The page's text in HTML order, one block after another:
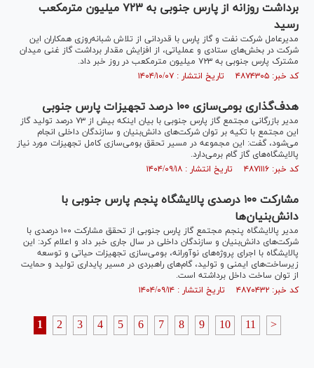
برداشت روزانه از پارس جنوبی به ۷۲۳ میلیون مترمکعب
رسید
مدیرعامل شرکت نفت و گاز پارس با قدردانی از تلاش شبانه‌روزی همکاران این
شرکت در بخش‌های ستادی و عملیاتی، از افزایش مقدار برداشت گاز غنی میدان
مشترک پارس جنوبی به ۷۲۳ میلیون مترمکعب در روز خبر داد.
کد خبر: ۴۸۷۴۳۰۵ تاریخ انتشار : ۱۴۰۴/۱۰/۰۷
هدف‌گذاری بومی‌سازی ۱۰۰ درصد تجهیزات پارس جنوبی
مدیر بازرگانی مجتمع گاز پارس جنوبی با بیان اینکه بیش از ۷۳ درصد تولید گاز
این مجتمع با تکیه بر توان شرکت‌های دانش‌بنیان و سازندگان داخلی انجام
می‌شود، گفت: این مجموعه در مسیر تحقق بومی‌سازی کامل تجهیزات مورد نیاز
پالایشگاه‌های گاز گام برمی‌دارد.
کد خبر: ۴۸۷۱۱۱۶ تاریخ انتشار : ۱۴۰۴/۰۹/۱۸
مشارکت ۱۰۰ درصدی پالایشگاه پنجم پارس جنوبی با
دانش‌بنیان‌ها
مدیر پالایشگاه پنجم مجتمع گاز پارس جنوبی از تحقق مشارکت ۱۰۰ درصدی با
شرکت‌های دانش‌بنیان و سازندگان داخلی در سال جاری خبر داد و اعلام کرد: این
پالایشگاه با اجرای پروژه‌های نوآورانه، بومی‌سازی تجهیزات حیاتی و توسعه
زیرساخت‌های ایمنی و تولید، گام‌های راهبردی در مسیر پایداری تولید و حمایت
از توان ساخت داخل برداشته است.
کد خبر: ۴۸۷۰۴۳۲ تاریخ انتشار : ۱۴۰۴/۰۹/۱۴
1 2 3 4 5 6 7 8 9 10 11 >